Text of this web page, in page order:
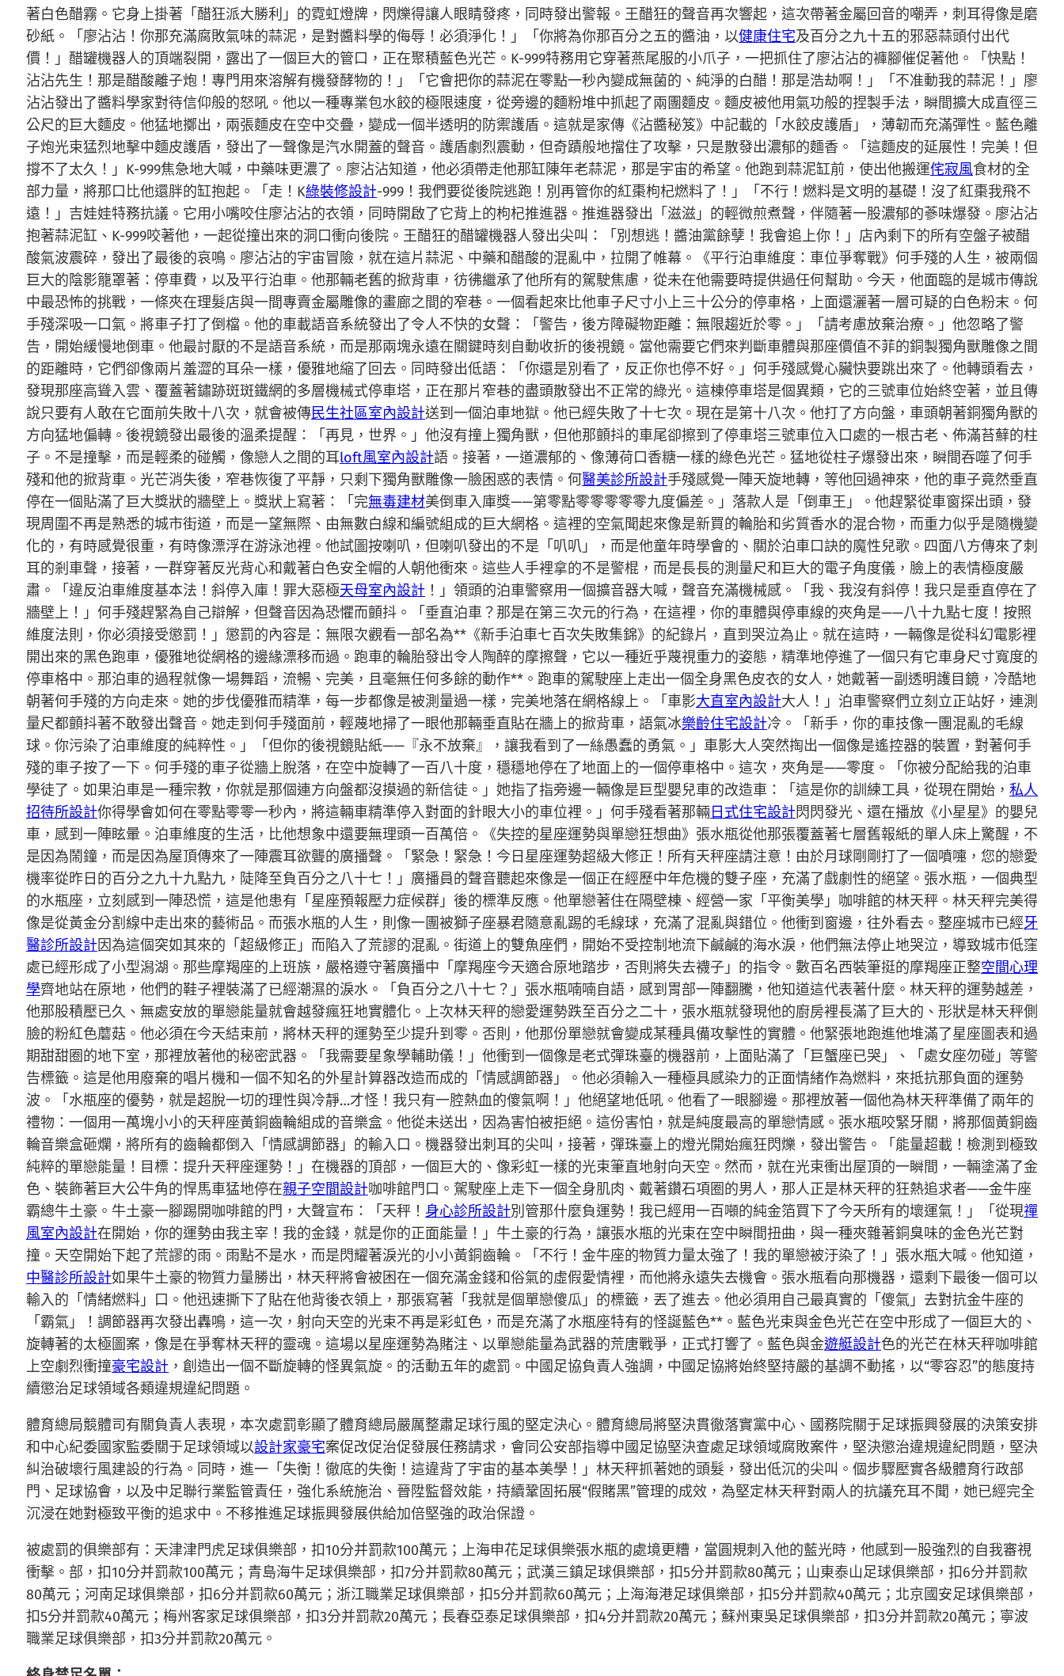
著白色醋霧。它身上掛著「醋狂派大勝利」的霓虹燈牌，閃爍得讓人眼睛發疼，同時發出警報。王醋狂的聲音再次響起，這次帶著金屬回音的嘲弄，刺耳得像是磨
砂紙。「廖沾沾！你那充滿腐敗氣味的蒜泥，是對醬料學的侮辱！必須淨化！」「你將為你那百分之五的醬油，以健康住宅及百分之九十五的邪惡蒜頭付出代
價！」醋罐機器人的頂端裂開，露出了一個巨大的管口，正在聚積藍色光芒。K-999特務用它穿著燕尾服的小爪子，一把抓住了廖沾沾的褲腳催促著他。「快點！
沾沾先生！那是醋酸離子炮！專門用來溶解有機發酵物的！」「它會把你的蒜泥在零點一秒內變成無菌的、純淨的白醋！那是浩劫啊！」「不准動我的蒜泥！」廖
沾沾發出了醬料學家對待信仰般的怒吼。他以一種專業包水餃的極限速度，從旁邊的麵粉堆中抓起了兩團麵皮。麵皮被他用氣功般的捏製手法，瞬間擴大成直徑三
公尺的巨大麵皮。他猛地擲出，兩張麵皮在空中交疊，變成一個半透明的防禦護盾。這就是家傳《沾醬秘笈》中記載的「水餃皮護盾」，薄韌而充滿彈性。藍色離
子炮光束猛烈地擊中麵皮護盾，發出了一聲像是汽水開蓋的聲音。護盾劇烈震動，但奇蹟般地擋住了攻擊，只是散發出濃郁的麵香。「這麵皮的延展性！完美！但
撐不了太久！」K-999焦急地大喊，中藥味更濃了。廖沾沾知道，他必須帶走他那缸陳年老蒜泥，那是宇宙的希望。他跑到蒜泥缸前，使出他搬運侘寂風食材的全
部力量，將那口比他還胖的缸抱起。「走！K綠裝修設計-999！我們要從後院逃跑！別再管你的紅棗枸杞燃料了！」「不行！燃料是文明的基礎！沒了紅棗我飛不
遠！」吉娃娃特務抗議。它用小嘴咬住廖沾沾的衣領，同時開啟了它背上的枸杞推進器。推進器發出「滋滋」的輕微煎煮聲，伴隨著一股濃郁的蔘味爆發。廖沾沾
抱著蒜泥缸、K-999咬著他，一起從撞出來的洞口衝向後院。王醋狂的醋罐機器人發出尖叫：「別想逃！醬油黨餘孽！我會追上你！」店內剩下的所有空盤子被醋
酸氣波震碎，發出了最後的哀鳴。廖沾沾的宇宙冒險，就在這片蒜泥、中藥和醋酸的混亂中，拉開了帷幕。《平行泊車維度：車位爭奪戰》何手殘的人生，被兩個
巨大的陰影籠罩著：停車費，以及平行泊車。他那輛老舊的掀背車，彷彿繼承了他所有的駕駛焦慮，從未在他需要時提供過任何幫助。今天，他面臨的是城市傳說
中最恐怖的挑戰，一條夾在理髮店與一間專賣金屬雕像的畫廊之間的窄巷。一個看起來比他車子尺寸小上三十公分的停車格，上面還灑著一層可疑的白色粉末。何
手殘深吸一口氣。將車子打了倒檔。他的車載語音系統發出了令人不快的女聲：「警告，後方障礙物距離：無限趨近於零。」「請考慮放棄治療。」他忽略了警
告，開始緩慢地倒車。他最討厭的不是語音系統，而是那兩塊永遠在關鍵時刻自動收折的後視鏡。當他需要它們來判斷車體與那座價值不菲的銅製獨角獸雕像之間
的距離時，它們卻像兩片羞澀的耳朵一樣，優雅地縮了回去。同時發出低語：「你還是別看了，反正你也停不好。」何手殘感覺心臟快要跳出來了。他轉頭看去，
發現那座高聳入雲、覆蓋著鏽跡斑斑鐵網的多層機械式停車塔，正在那片窄巷的盡頭散發出不正常的綠光。這棟停車塔是個異類，它的三號車位始終空著，並且傳
說只要有人敢在它面前失敗十八次，就會被傳民生社區室內設計送到一個泊車地獄。他已經失敗了十七次。現在是第十八次。他打了方向盤，車頭朝著銅獨角獸的
方向猛地偏轉。後視鏡發出最後的溫柔提醒：「再見，世界。」他沒有撞上獨角獸，但他那顫抖的車尾卻擦到了停車塔三號車位入口處的一根古老、佈滿苔蘚的柱
子。不是撞擊，而是輕柔的碰觸，像戀人之間的耳loft風室內設計語。接著，一道濃郁的、像薄荷口香糖一樣的綠色光芒。猛地從柱子爆發出來，瞬間吞噬了何手
殘和他的掀背車。光芒消失後，窄巷恢復了平靜，只剩下獨角獸雕像一臉困惑的表情。何醫美診所設計手殘感覺一陣天旋地轉，等他回過神來，他的車子竟然垂直
停在一個貼滿了巨大獎狀的牆壁上。獎狀上寫著：「完無毒建材美倒車入庫獎——第零點零零零零零九度偏差。」落款人是「倒車王」。他趕緊從車窗探出頭，發
現周圍不再是熟悉的城市街道，而是一望無際、由無數白線和編號組成的巨大網格。這裡的空氣聞起來像是新買的輪胎和劣質香水的混合物，而重力似乎是隨機變
化的，有時感覺很重，有時像漂浮在游泳池裡。他試圖按喇叭，但喇叭發出的不是「叭叭」，而是他童年時學會的、關於泊車口訣的魔性兒歌。四面八方傳來了刺
耳的剎車聲，接著，一群穿著反光背心和戴著白色安全帽的人朝他衝來。這些人手裡拿的不是警棍，而是長長的測量尺和巨大的電子角度儀，臉上的表情極度嚴
肅。「違反泊車維度基本法！斜停入庫！罪大惡極天母室內設計 ！」領頭的泊車警察用一個擴音器大喊，聲音充滿機械感。「我、我沒有斜停！我只是垂直停在了
牆壁上！」何手殘趕緊為自己辯解，但聲音因為恐懼而顫抖。「垂直泊車？那是在第三次元的行為，在這裡，你的車體與停車線的夾角是——八十九點七度！按照
維度法則，你必須接受懲罰！」懲罰的內容是：無限次觀看一部名為**《新手泊車七百次失敗集錦》的紀錄片，直到哭泣為止。就在這時，一輛像是從科幻電影裡
開出來的黑色跑車，優雅地從網格的邊緣漂移而過。跑車的輪胎發出令人陶醉的摩擦聲，它以一種近乎蔑視重力的姿態，精準地停進了一個只有它車身尺寸寬度的
停車格中。那泊車的過程就像一場舞蹈，流暢、完美，且毫無任何多餘的動作**。跑車的駕駛座上走出一個全身黑色皮衣的女人，她戴著一副透明護目鏡，冷酷地
朝著何手殘的方向走來。她的步伐優雅而精準，每一步都像是被測量過一樣，完美地落在網格線上。「車影大直室內設計大人！」泊車警察們立刻立正站好，連測
量尺都顫抖著不敢發出聲音。她走到何手殘面前，輕蔑地掃了一眼他那輛垂直貼在牆上的掀背車，語氣冰樂齡住宅設計冷。「新手，你的車技像一團混亂的毛線
球。你污染了泊車維度的純粹性。」「但你的後視鏡貼紙——『永不放棄』，讓我看到了一絲愚蠢的勇氣。」車影大人突然掏出一個像是遙控器的裝置，對著何手
殘的車子按了一下。何手殘的車子從牆上脫落，在空中旋轉了一百八十度，穩穩地停在了地面上的一個停車格中。這次，夾角是——零度。「你被分配給我的泊車
學徒了。如果泊車是一種宗教，你就是那個連方向盤都沒摸過的新信徒。」她指了指旁邊一輛像是巨型嬰兒車的改造車：「這是你的訓練工具，從現在開始， 私人
招待所設計你得學會如何在零點零零一秒內，將這輛車精準停入對面的針眼大小的車位裡。」何手殘看著那輛日式住宅設計閃閃發光、還在播放《小星星》的嬰兒
車，感到一陣眩暈。泊車維度的生活，比他想象中還要無理頭一百萬倍。《失控的星座運勢與單戀狂想曲》張水瓶從他那張覆蓋著七層舊報紙的單人床上驚醒，不
是因為鬧鐘，而是因為屋頂傳來了一陣震耳欲聾的廣播聲。「緊急！緊急！今日星座運勢超級大修正！所有天秤座請注意！由於月球剛剛打了一個噴嚏，您的戀愛
機率從昨日的百分之九十九點九，陡降至負百分之八十七！」廣播員的聲音聽起來像是一個正在經歷中年危機的雙子座，充滿了戲劇性的絕望。張水瓶，一個典型
的水瓶座，立刻感到一陣恐慌，這是他患有「星座預報壓力症候群」後的標準反應。他單戀著住在隔壁棟、經營一家「平衡美學」咖啡館的林天秤。林天秤完美得
像是從黃金分割線中走出來的藝術品。而張水瓶的人生，則像一團被獅子座暴君隨意亂踢的毛線球，充滿了混亂與錯位。他衝到窗邊，往外看去。整座城市已經牙
醫診所設計因為這個突如其來的「超級修正」而陷入了荒謬的混亂。街道上的雙魚座們，開始不受控制地流下鹹鹹的海水淚，他們無法停止地哭泣，導致城市低窪
處已經形成了小型潟湖。那些摩羯座的上班族，嚴格遵守著廣播中「摩羯座今天適合原地踏步，否則將失去襪子」的指令。數百名西裝筆挺的摩羯座正整空間心理
學齊地站在原地，他們的鞋子裡裝滿了已經潮濕的淚水。「負百分之八十七？」張水瓶喃喃自語，感到胃部一陣翻騰，他知道這代表著什麼。林天秤的運勢越差，
他那股積壓已久、無處安放的單戀能量就會越發瘋狂地實體化。上次林天秤的戀愛運勢跌至百分之二十，張水瓶就發現他的廚房裡長滿了巨大的、形狀是林天秤側
臉的粉紅色蘑菇。他必須在今天結束前，將林天秤的運勢至少提升到零。否則，他那份單戀就會變成某種具備攻擊性的實體。他緊張地跑進他堆滿了星座圖表和過
期甜甜圈的地下室，那裡放著他的秘密武器。「我需要星象學輔助儀！」他衝到一個像是老式彈珠臺的機器前，上面貼滿了「巨蟹座已哭」、「處女座勿碰」等警
告標籤。這是他用廢棄的唱片機和一個不知名的外星計算器改造而成的「情感調節器」。他必須輸入一種極具感染力的正面情緒作為燃料，來抵抗那負面的運勢
波。「水瓶座的優勢，就是超脫一切的理性與冷靜…才怪！我只有一腔熱血的傻氣啊！」他絕望地低吼。他看了一眼腳邊。那裡放著一個他為林天秤準備了兩年的
禮物：一個用一萬塊小小的天秤座黃銅齒輪組成的音樂盒。他從未送出，因為害怕被拒絕。這份害怕，就是純度最高的單戀情感。張水瓶咬緊牙關，將那個黃銅齒
輪音樂盒砸爛，將所有的齒輪都倒入「情感調節器」的輸入口。機器發出刺耳的尖叫，接著，彈珠臺上的燈光開始瘋狂閃爍，發出警告。「能量超載！檢測到極致
純粹的單戀能量！目標：提升天秤座運勢！」在機器的頂部，一個巨大的、像彩虹一樣的光束筆直地射向天空。然而，就在光束衝出屋頂的一瞬間，一輛塗滿了金
色、裝飾著巨大公牛角的悍馬車猛地停在親子空間設計咖啡館門口。駕駛座上走下一個全身肌肉、戴著鑽石項圈的男人，那人正是林天秤的狂熱追求者——金牛座
霸總牛土豪。牛土豪一腳踢開咖啡館的門，大聲宣布：「天秤！ 身心診所設計別管那什麼負運勢！我已經用一百噸的純金箔買下了今天所有的壞運氣！」「從現禪
風室內設計在開始，你的運勢由我主宰！我的金錢，就是你的正面能量！」牛土豪的行為，讓張水瓶的光束在空中瞬間扭曲，與一種夾雜著銅臭味的金色光芒對
撞。天空開始下起了荒謬的雨。雨點不是水，而是閃耀著淚光的小小黃銅齒輪。「不行！金牛座的物質力量太強了！我的單戀被汙染了！」張水瓶大喊。他知道，
中醫診所設計如果牛土豪的物質力量勝出，林天秤將會被困在一個充滿金錢和俗氣的虛假愛情裡，而他將永遠失去機會。張水瓶看向那機器，還剩下最後一個可以
輸入的「情緒燃料」口。他迅速撕下了貼在他背後衣領上，那張寫著「我就是個單戀傻瓜」的標籤，丟了進去。他必須用自己最真實的「傻氣」去對抗金牛座的
「霸氣」！調節器再次發出轟鳴，這一次，射向天空的光束不再是彩虹色，而是充滿了水瓶座特有的怪誕藍色**。藍色光束與金色光芒在空中形成了一個巨大的、
旋轉著的太極圖案，像是在爭奪林天秤的靈魂。這場以星座運勢為賭注、以單戀能量為武器的荒唐戰爭，正式打響了。藍色與金遊艇設計色的光芒在林天秤咖啡館
上空劇烈衝撞豪宅設計 ，創造出一個不斷旋轉的怪異氣旋。的活動五年的處罰。中國足協負責人強調，中國足協將始終堅持嚴的基調不動搖，以“零容忍”的態度持
續懲治足球領域各類違規違紀問題。
體育總局競體司有關負責人表現，本次處罰彰顯了體育總局嚴厲整肅足球行風的堅定決心。體育總局將堅決貫徹落實黨中心、國務院關于足球振興發展的決策安排
和中心紀委國家監委關于足球領域以設計家豪宅案促改促治促發展任務請求，會同公安部指導中國足協堅決查處足球領域腐敗案件，堅決懲治違規違紀問題，堅決
糾治破壞行風建設的行為。同時，進一「失衡！徹底的失衡！這違背了宇宙的基本美學！」林天秤抓著她的頭髮，發出低沉的尖叫。個步驟壓實各級體育行政部
門、足球協會，以及中足聯行業監管責任，強化系統施治、晉陞監督效能，持續鞏固拓展“假賭黑”管理的成效，為堅定林天秤對兩人的抗議充耳不聞，她已經完全
沉浸在她對極致平衡的追求中。不移推進足球振興發展供給加倍堅強的政治保證。
被處罰的俱樂部有：天津津門虎足球俱樂部，扣10分并罰款100萬元；上海申花足球俱樂張水瓶的處境更糟，當圓規刺入他的藍光時，他感到一股強烈的自我審視
衝擊。部，扣10分并罰款100萬元；青島海牛足球俱樂部，扣7分并罰款80萬元；武漢三鎮足球俱樂部，扣5分并罰款80萬元；山東泰山足球俱樂部，扣6分并罰款
80萬元；河南足球俱樂部，扣6分并罰款60萬元；浙江職業足球俱樂部，扣5分并罰款60萬元；上海海港足球俱樂部，扣5分并罰款40萬元；北京國安足球俱樂部，
扣5分并罰款40萬元；梅州客家足球俱樂部，扣3分并罰款20萬元；長春亞泰足球俱樂部，扣4分并罰款20萬元；蘇州東吳足球俱樂部，扣3分并罰款20萬元；寧波
職業足球俱樂部，扣3分并罰款20萬元。